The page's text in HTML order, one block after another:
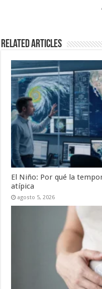
Related Articles
El Niño: Por qué la
atípica
agosto 5, 2026